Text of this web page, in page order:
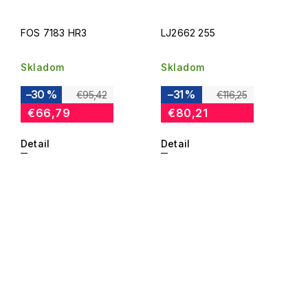
FOS 7183 HR3
Skladom
€95,42
–30 %
€66,79
Detail
LJ2662 255
Skladom
€116,25
–31 %
€80,21
Detail